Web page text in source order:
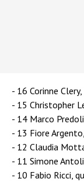
16 Corinne
15 Christopher
14 Marco
13 Fiore
12 Claudia
11 Simone
10 Fabio Ricci,